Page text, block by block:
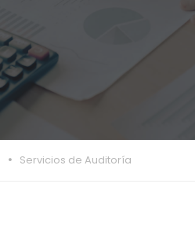
Servicios de Auditoría